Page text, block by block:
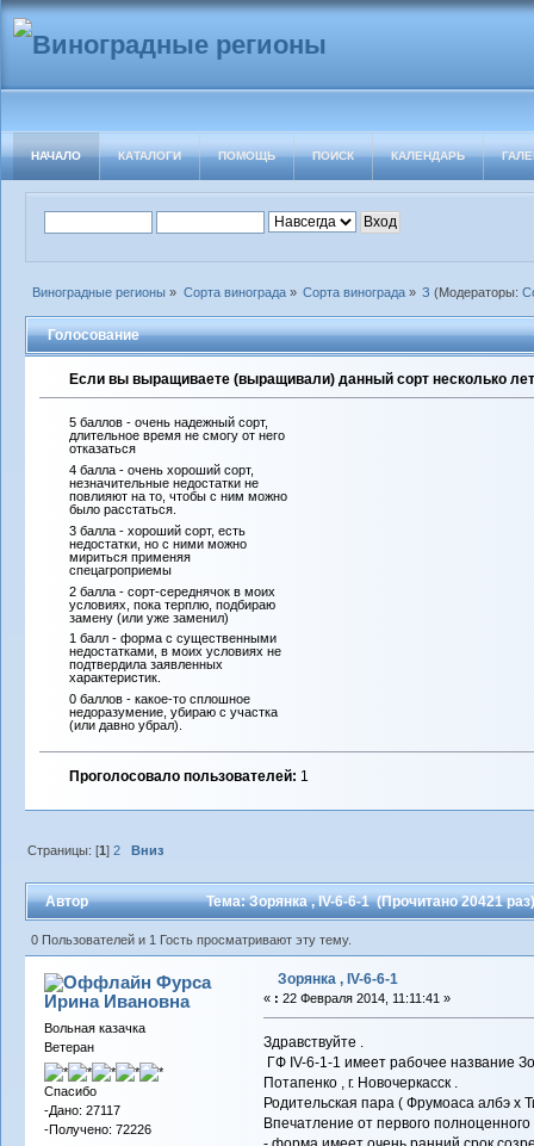
НАЧАЛО КАТАЛОГИ ПОМОЩЬ ПОИСК КАЛЕНДАРЬ
Виноградные регионы » Сорта винограда» Сорта винограда» З (Модераторы:
Голосование
Если вы выращиваете (выращивали) данный сорт несколько
5 баллов - очень надежный сорт,
длительное время не смогу от него
отказаться
4 балла - очень хороший сорт,
незначительные недостатки не
повлияют на то, чтобы с ним можно
было расстаться.
3 балла - хороший сорт, есть
недостатки, но с ними можно
мириться применяя
спецагроприемы
2 балла - сорт-середнячок в моих
условиях, пока терплю, подбираю
замену (или уже заменил)
1 балл - форма с существенными
недостатками, в моих условиях не
подтвердила заявленных
характеристик.
0 баллов - какое-то сплошное
недоразумение, убираю с участка
(или давно убрал).
Проголосовало пользователей: 1
Страницы: [1]2 Вниз
Автор Тема: Зорянка , IV-6-6-1 (Прочитано 20421
0 Пользователей и 1 Гость просматривают эту тему.
Фурса
Ирина Ивановна
Вольная казачка
Ветеран
Спасибо
-Дано: 27117
-Получено: 72226
Зорянка , IV-6-6-1
« : 22 Февраля 2014, 11:11:41 »
Здравствуйте .
ГФ IV-6-1-1 имеет рабочее название
Потапенко , г. Новочеркасск .
Родительская пара ( Фрумоаса албэ х
Впечатление от первого